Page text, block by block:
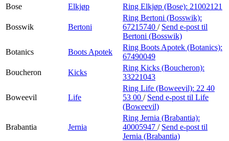
Bose
Elkjøp Ring Elkjøp (Bose): 21002121
Bosswik Bertoni
Ring Bertoni (Bosswik):
67215740 / Send e-post til
Bertoni (Bosswik)
Botanics
Boots Apotek
Ring Boots Apotek (Botanics):
67490049
Boucheron
Kicks
Ring Kicks (Boucheron):
33221043
Boweevil Life
Ring Life (Boweevil): 22 40
53 00 / Send e-post til Life
(Boweevil)
Brabantia Jernia
Ring Jernia (Brabantia):
40005947 / Send e-post til
Jernia (Brabantia)